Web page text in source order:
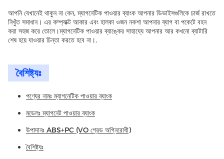
আপনি যেখানেই থাকুন না কেন, ম্যাগনেটিক পাওয়ার ব্যাংক আপনার ডিভাইসগুলিকে চার্জ রাখতে
নিখুঁত সমাধান। এর কম্প্যাক্ট আকার এবং হালকা ওজন নকশা আপনার ব্যাগ বা পকেটে বহন
করা সহজ করে তোলে।ম্যাগনেটিক পাওয়ার ব্যাঙ্কের সাহায্যে আপনার আর কখনো ব্যাটারি
শেষ হয়ে যাওয়ার চিন্তা করতে হবে না।.
বৈশিষ্ট্যঃ
পণ্যের নামঃ ম্যাগনেটিক পাওয়ার ব্যাংক
মডেলঃ ম্যাগনেট পাওয়ার ব্যাংক
উপাদানঃ ABS+PC (VO গ্রেড অগ্নিরোধী)
বৈশিষ্ট্যঃ